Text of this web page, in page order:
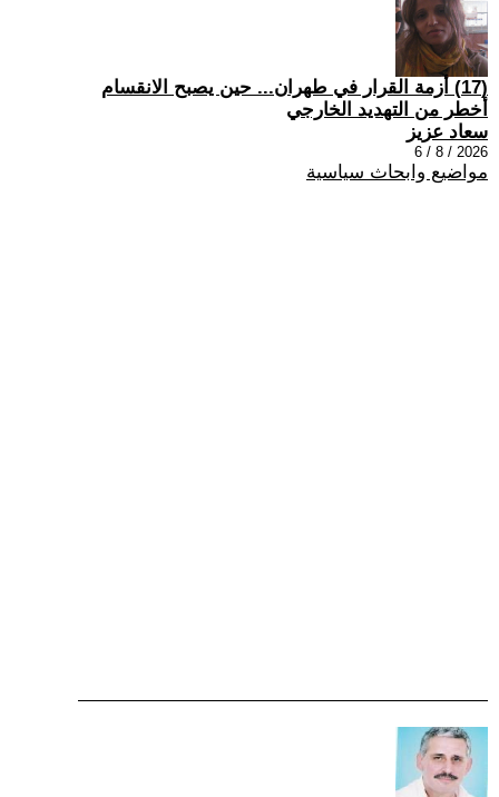
(17) أزمة القرار في طهران... حين يصبح الانقسام
أخطر من التهديد الخارجي
سعاد عزيز
2026 / 8 / 6
مواضيع وابحاث سياسية